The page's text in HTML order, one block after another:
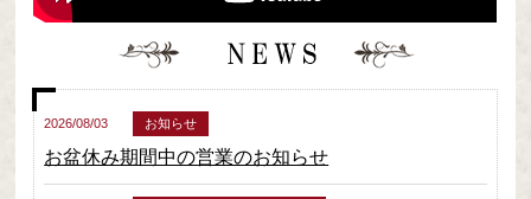
2026/08/03 お知らせ
お盆休み期間中の営業のお知らせ